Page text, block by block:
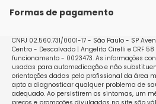
Políticas de Trocas e Devoluções
Formas de pagamento
CNPJ 02.560.731/0001-17 - São Paulo - SP
Centro - Descalvado | Angelita Cirelli e CRF 58
funcionamento - 0023473. As informações
usadas para automedicação e não
orientações dadas pelo profissional da área
apto a diagnosticar qualquer problema de
adequado. Ao persistirem os sintomas, um